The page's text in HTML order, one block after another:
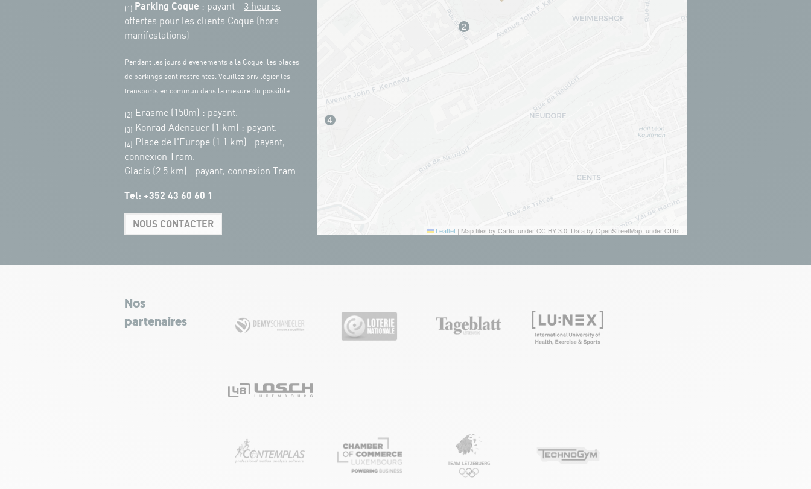
(1) Parking Coque : payant - 3 heures
offertes pour les clients Coque (hors
manifestations)
Pendant les jours d'événements à la Coque, les places
de parkings sont restreintes. Veuillez privilégier les
transports en commun dans la mesure du possible.
(2) Erasme (150m) : payant.
(3) Konrad Adenauer (1 km) : payant.
(4)
Place de l'Europe (1.1 km) : payant,
connexion Tram.
Glacis (2.5 km) : payant, connexion Tram.
Tel: +352 43 60 60 1
NOUS CONTACTER
Leaflet | Map tiles by Carto, under CC BY 3.0. Data by OpenStreetMap, under ODbL.
Nos
partenaires